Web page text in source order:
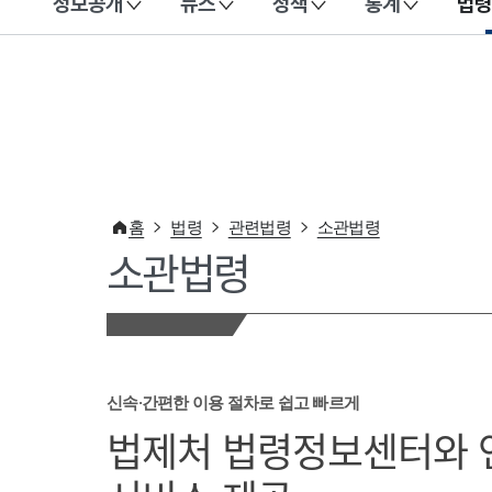
이 누리집은 대한민국 공식 전자정부 누리집입니다.
홈 법령 관련법령 소관법령
소관법령
신속·간편한 이용 절차로 쉽고 빠르게
법제처 법령정보센터와